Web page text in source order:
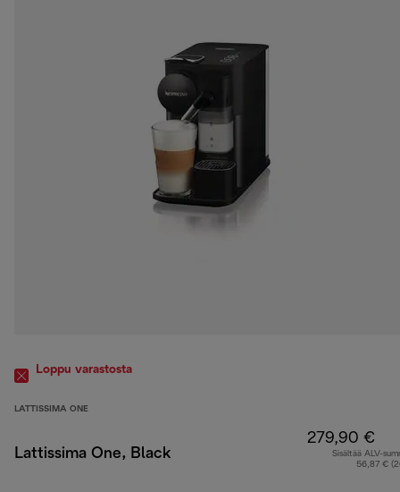
Loppu varastosta
LATTISSIMA ONE
Lattissima One, Black
279,90 €
Sisältää ALV-
56,87 €